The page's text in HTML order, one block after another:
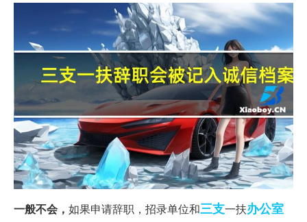
一般不会， 如果申请辞职，招录单位和三支一扶办公室